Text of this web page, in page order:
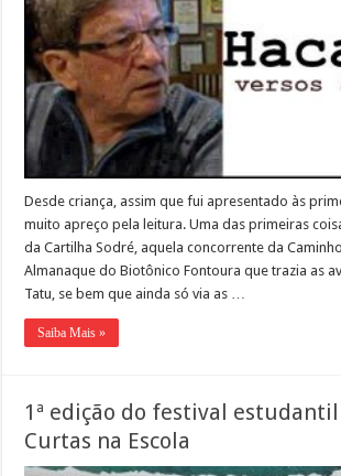
Desde criança, assim que fui apresentado às
muito apreço pela leitura. Uma das primeiras
da Cartilha Sodré, aquela concorrente da
Almanaque do Biotônico Fontoura que trazia as
Tatu, se bem que ainda só via as …
Saiba Mais »
1ª edição do festival
Curtas na Escola